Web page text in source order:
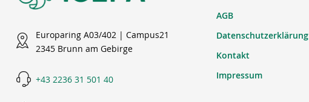
Europaring A03/402 | Campus21
2345 Brunn am Gebirge
+43 2236 31 501 40
AGB
Datenschutzerklärung
Kontakt
Impressum